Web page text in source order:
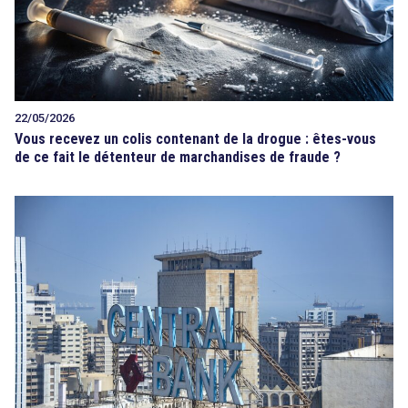
22/05/2026
Vous recevez un colis contenant de la drogue : êtes-vous
de ce fait le détenteur de marchandises de fraude ?